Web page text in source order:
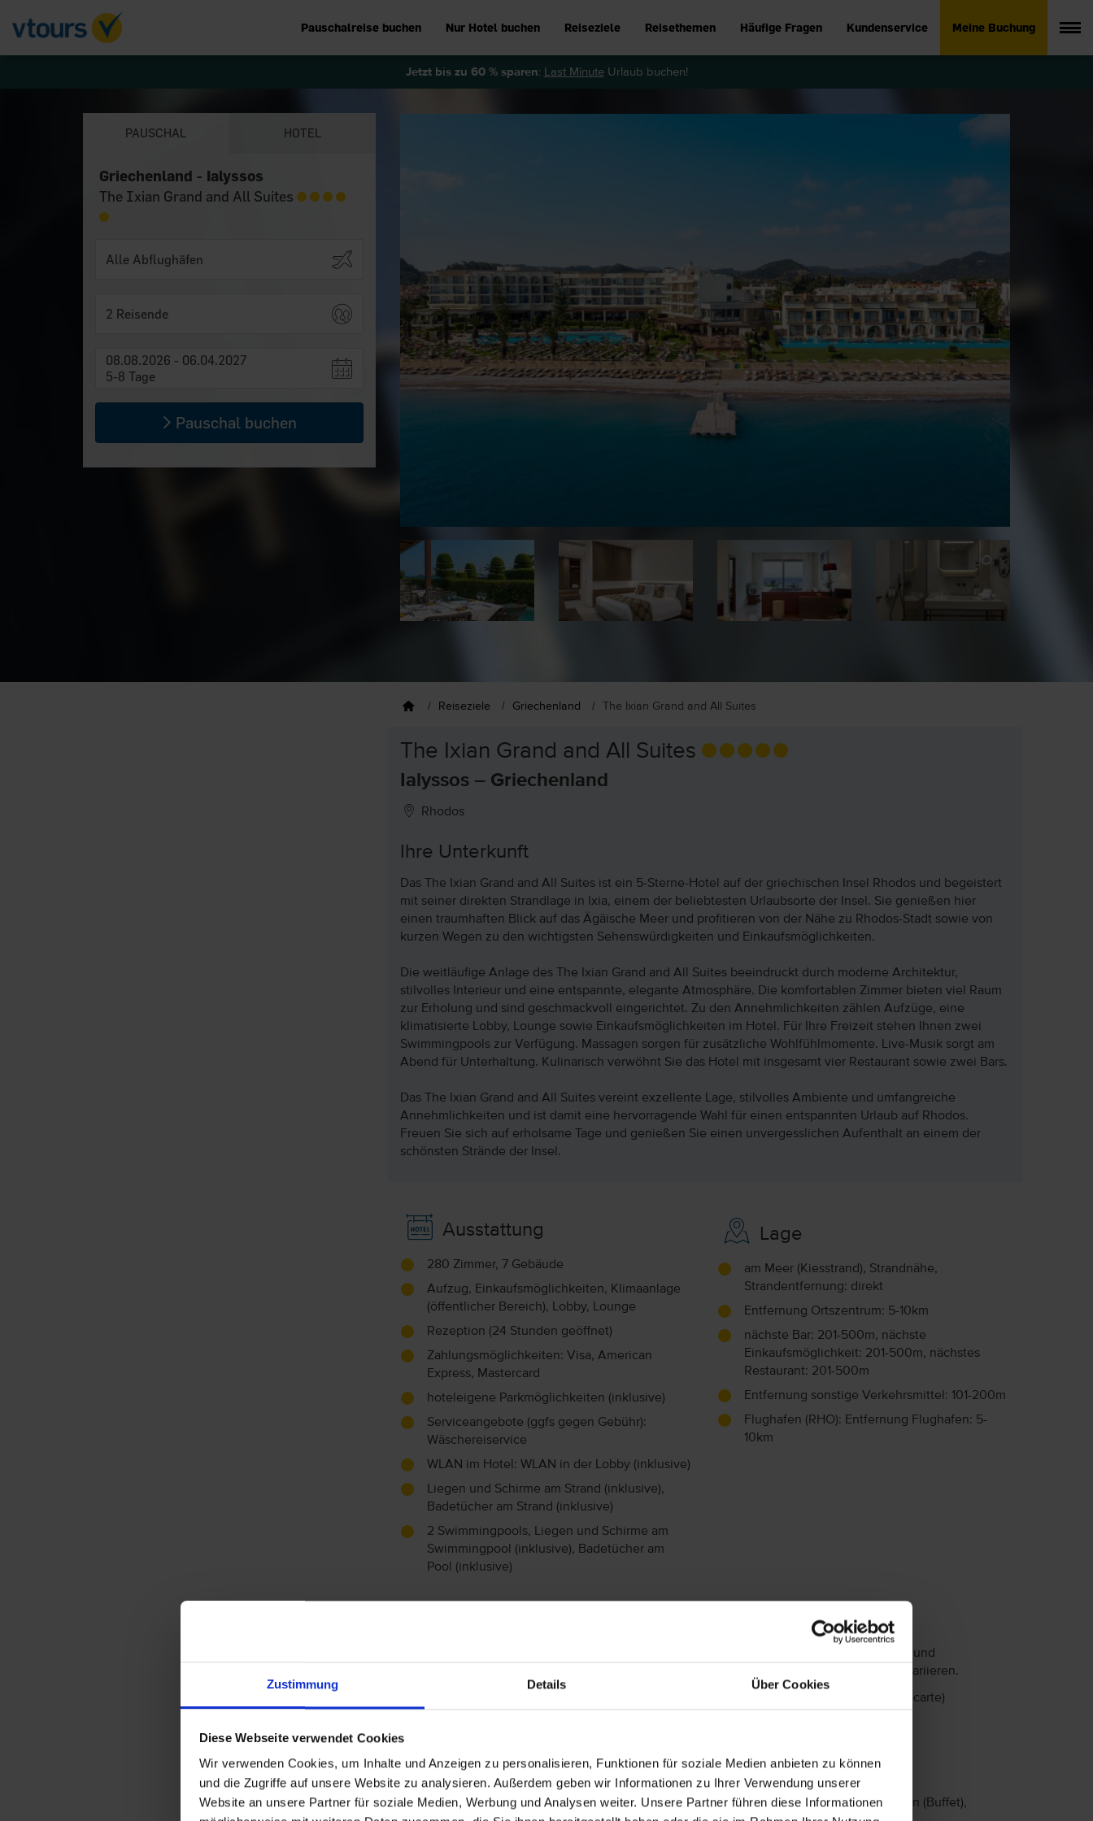
Zustimmung Details Über Cookies
Diese Webseite verwendet Cookies
Wir verwenden Cookies, um Inhalte und Anzeigen zu personalisieren, Funktionen für soziale Medien anbieten zu können
und die Zugriffe auf unsere Website zu analysieren. Außerdem geben wir Informationen zu Ihrer Verwendung unserer
Website an unsere Partner für soziale Medien, Werbung und Analysen weiter. Unsere Partner führen diese Informationen
Pauschalreise buchen Nur Hotel buchen Reiseziele Reisethemen Häufige Fragen Kundenservice Meine Buchung
Jetzt bis zu 60 % sparen: Last MinuteUrlaub buchen!
PAUSCHAL HOTEL
Griechenland - Ialyssos
The Ixian Grand and All Suites
2 Reisende
08.08.2026 - 06.04.2027
5-8 Tage
Pauschal buchen
Reiseziele Griechenland The Ixian Grand and All Suites
The Ixian Grand and All Suites
Ialyssos – Griechenland
Rhodos
Ihre Unterkunft
Das The Ixian Grand and All Suites ist ein 5-Sterne-Hotel auf der griechischen Insel Rhodos und begeistert
mit seiner direkten Strandlage in Ixia, einem der beliebtesten Urlaubsorte der Insel. Sie genießen hier
einen traumhaften Blick auf das Ägäische Meer und profitieren von der Nähe zu Rhodos-Stadt sowie von
kurzen Wegen zu den wichtigsten Sehenswürdigkeiten und Einkaufsmöglichkeiten.
Die weitläufige Anlage des The Ixian Grand and All Suites beeindruckt durch moderne Architektur,
stilvolles Interieur und eine entspannte, elegante Atmosphäre. Die komfortablen Zimmer bieten viel Raum
zur Erholung und sind geschmackvoll eingerichtet. Zu den Annehmlichkeiten zählen Aufzüge, eine
klimatisierte Lobby, Lounge sowie Einkaufsmöglichkeiten im Hotel. Für Ihre Freizeit stehen Ihnen zwei
Swimmingpools zur Verfügung. Massagen sorgen für zusätzliche Wohlfühlmomente. Live-Musik sorgt am
Abend für Unterhaltung. Kulinarisch verwöhnt Sie das Hotel mit insgesamt vier Restaurant sowie zwei Bars.
Das The Ixian Grand and All Suites vereint exzellente Lage, stilvolles Ambiente und umfangreiche
Annehmlichkeiten und ist damit eine hervorragende Wahl für einen entspannten Urlaub auf Rhodos.
Freuen Sie sich auf erholsame Tage und genießen Sie einen unvergesslichen Aufenthalt an einem der
schönsten Strände der Insel.
Ausstattung
280 Zimmer, 7 Gebäude
Aufzug, Einkaufsmöglichkeiten, Klimaanlage
(öffentlicher Bereich), Lobby, Lounge
Rezeption (24 Stunden geöffnet)
Zahlungsmöglichkeiten: Visa, American
Express, Mastercard
hoteleigene Parkmöglichkeiten (inklusive)
Serviceangebote (ggfs gegen Gebühr):
Wäschereiservice
WLAN im Hotel: WLAN in der Lobby (inklusive)
Liegen und Schirme am Strand (inklusive),
Badetücher am Strand (inklusive)
2 Swimmingpools, Liegen und Schirme am
Swimmingpool (inklusive), Badetücher am
Pool (inklusive)
Lage
am Meer (Kiesstrand), Strandnähe,
Strandentfernung: direkt
Entfernung Ortszentrum: 5-10km
nächste Bar: 201-500m, nächste
Einkaufsmöglichkeit: 201-500m, nächstes
Restaurant: 201-500m
Entfernung sonstige Verkehrsmittel: 101-200m
Flughafen (RHO): Entfernung Flughafen: 5-
10km
Wasserkocher, Telefon, Haartrockner,
Kühlschrank (inklusive), Minibar (Gegen
Gebühr), Zimmersafe (inklusive), Bademantel
Essen & Trinken
Das Angebot an Restaurants, Bars und
Verpflegungsarten kann saisonal variieren.
4 Restaurants (1 Buffet, 2 A-la-carte)
All-Inclusive
Frühstück (Buffet), Mittagessen (Buffet),